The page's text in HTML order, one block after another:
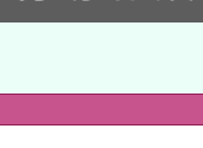
度閱讀
業研習
智慧